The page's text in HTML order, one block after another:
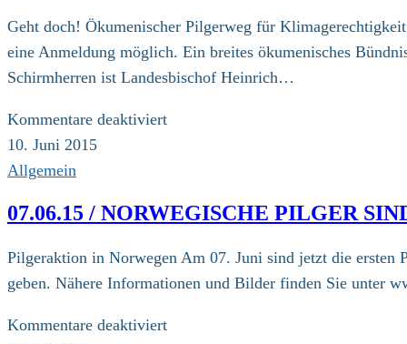
Geht doch! Ökumenischer Pilgerweg für
eine Anmeldung möglich. Ein breites ökumenisches
Schirmherren ist Landesbischof Heinrich…
Kommentare deaktiviertfür
der
Deutschland
10. Juni 2015
Allgemein
07.06.15 / NORWEGISCHE PILGER
Pilgeraktion in Norwegen Am 07. Juni sind jetzt die ersten
geben. Nähere Informationen und Bilder finden Sie unter
Kommentare deaktiviertfür